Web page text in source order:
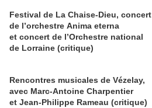
Festival de La Chaise-Dieu, concert
de l’orchestre Anima eterna
et concert de l’Orchestre national
de Lorraine (critique)
Rencontres musicales de Vézelay,
avec Marc-Antoine Charpentier
et Jean-Philippe Rameau (critique)